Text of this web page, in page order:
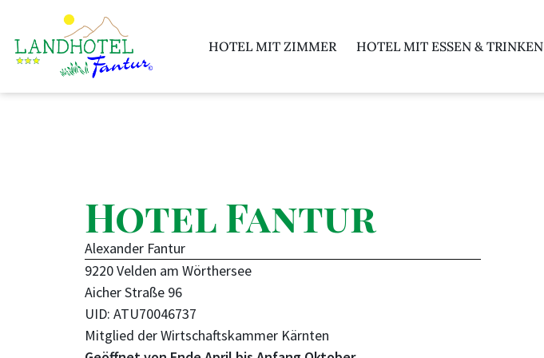
HOTEL MIT ZIMMER HOTEL MIT ESSEN & TRINKEN
Hotel Fantur
Alexander Fantur
9220 Velden am Wörthersee
Aicher Straße 96
UID: ATU70046737
Mitglied der Wirtschaftskammer Kärnten